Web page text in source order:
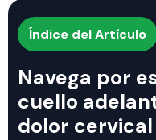
Índice del Artículo
Navega por
cuello
dolor cervical